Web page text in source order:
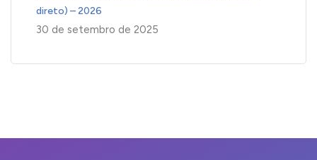
direto) – 2026
30 de setembro de 2025